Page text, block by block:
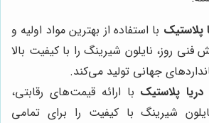
پلاستیک با استفاده از بهترین مواد اولیه و
فنی روز، نایلون شیرینگ را با کیفیت بالا
جهانی تولید می‌کند.
دریا پلاستیک با ارائه قیمت‌های رقابتی،
شیرینگ با کیفیت را برای تمامی